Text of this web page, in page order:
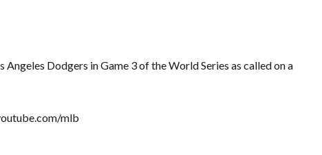
Angeles Dodgers in Game 3 of the World Series as called on a
mlb